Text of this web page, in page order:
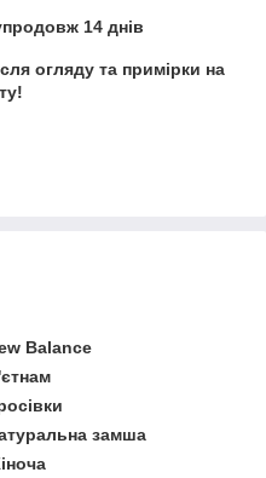
14 днів
огляду та примірки на
Balance
замша